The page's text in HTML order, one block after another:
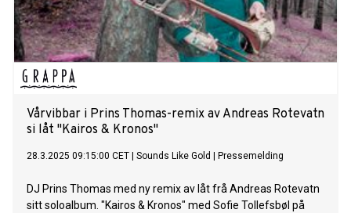
Vårvibbar i Prins Thomas-remix av Andreas Rotevatn
si låt "Kairos & Kronos"
28.3.2025 09:15:00 CET Sounds Like Gold Pressemelding
DJ Prins Thomas med ny remix av låt frå Andreas Rotevatn
sitt soloalbum. "Kairos & Kronos" med Sofie Tollefsbøl på